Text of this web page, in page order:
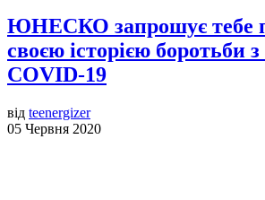
ЮНЕСКО запрошує тебе
своєю історією боротьби
COVID-19
від teenergizer
05 Червня 2020